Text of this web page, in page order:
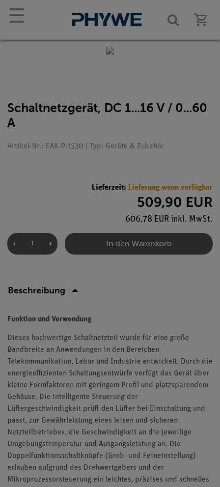
☰
Schaltnetzgerät, DC 1...16 V / 0...60
A
Artikel-Nr.: EAK-P-1530 | Typ: Geräte & Zubehör
Lieferzeit: Lieferung wenn verfügbar
509,90 EUR
606,78 EUR inkl. MwSt.
In den Warenkorb
Beschreibung
Funktion und Verwendung
Dieses hochwertige Schaltnetzteil wurde für eine große
Bandbreite an Anwendungen in den Bereichen
Telekommunikation, Labor und Industrie entwickelt. Durch die
energieeffizienten Schaltungsentwürfe verfügt das Gerät über
kleine Formfaktoren mit geringem Profil und platzsparendem
Gehäuse. Die intelligente Steuerung der
Lüftergeschwindigkeit prüft den Lüfter bei Einschaltung und
passt, zur Gewährleistung eines leisen und sicheren
Netzteilbetriebes, die Geschwindigkeit an die jeweilige
Umgebungstemperatur und Ausgangsleistung an. Die
Doppelfunktionsschaltknöpfe (Grob- und Feineinstellung)
erlauben aufgrund des Drehwertgebers und der
Mikroprozessorsteuerung ein leichtes, präzises und schnelles